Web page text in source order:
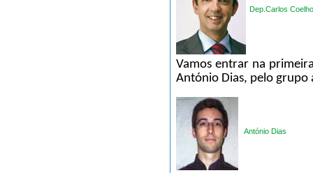
Dep.Carlos Coelho
Vamos entrar na
António Dias, pelo grupo
António Dias